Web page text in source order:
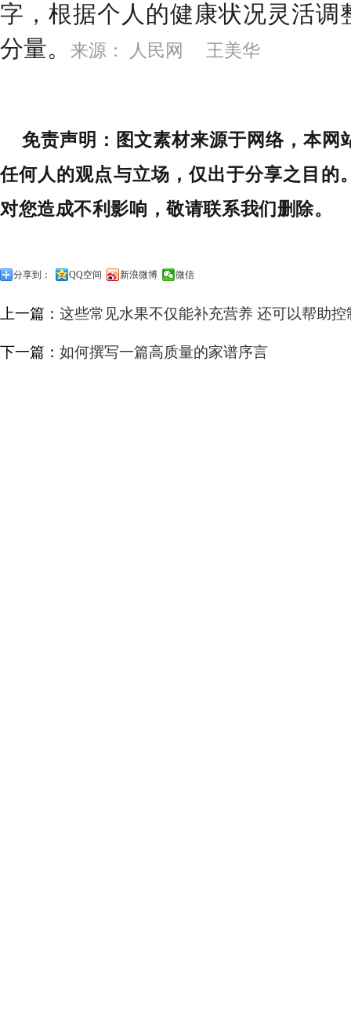
字，根据个人的健康状况灵活调
分量。
来源： 人民网 王美华
免责声明：图文素材来源于网络，本网
任何人的观点与立场，仅出于分享之目的
对您造成不利影响，敬请联系我们删除。
分享到： QQ空间 新浪微博 微信
上一篇： 这些常见水果不仅能补充营养 还可以帮助控
下一篇： 如何撰写一篇高质量的家谱序言